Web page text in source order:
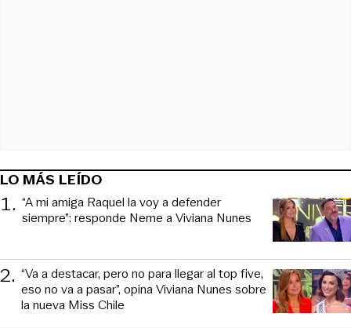
LO MÁS LEÍDO
1. “A mi amiga Raquel la voy a defender
siempre”: responde Neme a Viviana Nunes
2. “Va a destacar, pero no para llegar al top five,
eso no va a pasar”, opina Viviana Nunes sobre
la nueva Miss Chile